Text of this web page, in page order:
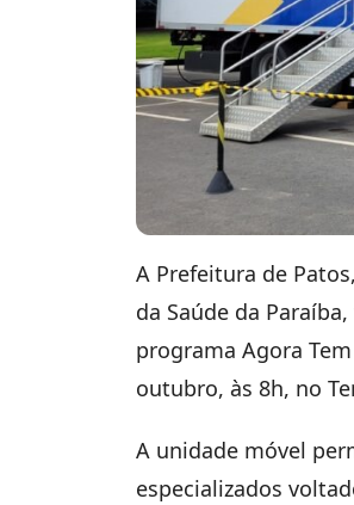
A Prefeitura de
da Saúde da
programa Agora
outubro, às 8h, no
A unidade móvel
especializados